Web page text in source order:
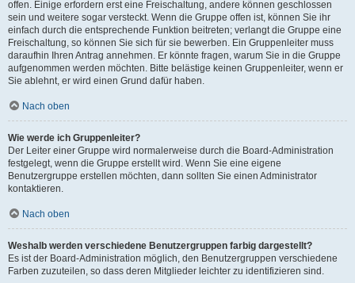
offen. Einige erfordern erst eine Freischaltung, andere können geschlossen
sein und weitere sogar versteckt. Wenn die Gruppe offen ist, können Sie ihr
einfach durch die entsprechende Funktion beitreten; verlangt die Gruppe eine
Freischaltung, so können Sie sich für sie bewerben. Ein Gruppenleiter muss
daraufhin Ihren Antrag annehmen. Er könnte fragen, warum Sie in die Gruppe
aufgenommen werden möchten. Bitte belästige keinen Gruppenleiter, wenn er
Sie ablehnt, er wird einen Grund dafür haben.
Nach oben
Wie werde ich Gruppenleiter?
Der Leiter einer Gruppe wird normalerweise durch die Board-Administration
festgelegt, wenn die Gruppe erstellt wird. Wenn Sie eine eigene
Benutzergruppe erstellen möchten, dann sollten Sie einen Administrator
kontaktieren.
Nach oben
Weshalb werden verschiedene Benutzergruppen farbig dargestellt?
Es ist der Board-Administration möglich, den Benutzergruppen verschiedene
Farben zuzuteilen, so dass deren Mitglieder leichter zu identifizieren sind.